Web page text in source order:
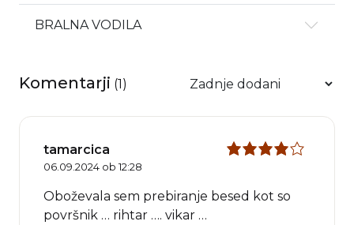
BRALNA VODILA
Komentarji (1 )
tamarcica
06.09.2024 ob 12:28
Oboževala sem prebiranje besed kot so
površnik … rihtar …. vikar …